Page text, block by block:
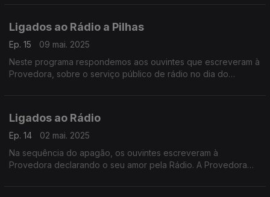
Ligados ao Rádio a Pilhas
Ep. 15
09 mai. 2025
Neste programa respondemos aos ouvintes que escreveram à
Provedora, sobre o serviço público de rádio no dia do
Ligados ao Rádio
Ep. 14
02 mai. 2025
Na sequência do apagão, os ouvintes escreveram à
Provedora declarando o seu amor pela Rádio. A Provedora